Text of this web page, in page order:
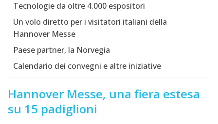
Tecnologie da oltre 4.000 espositori
Un volo diretto per i visitatori italiani della
Hannover Messe
Paese partner, la Norvegia
Calendario dei convegni e altre iniziative
Hannover Messe, una fiera estesa
su 15 padiglioni